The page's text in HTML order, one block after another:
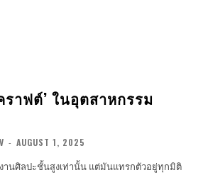
าฟต์’ ในอุตสาหกรรม
- AUGUST 1, 2025
านศิลปะชั้นสูงเท่านั้น แต่มันแทรกตัวอยู่ทุกมิติ